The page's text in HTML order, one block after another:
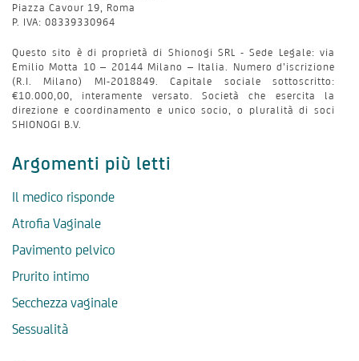
Piazza Cavour 19, Roma
P. IVA: 08339330964
Questo sito è di proprietà di Shionogi SRL - Sede Legale: via
Emilio Motta 10 – 20144 Milano – Italia. Numero d’iscrizione
(R.I. Milano) MI-2018849. Capitale sociale sottoscritto:
€10.000,00, interamente versato. Società che esercita la
direzione e coordinamento e unico socio, o pluralità di soci
SHIONOGI B.V.
Argomenti più letti
Il medico risponde
Atrofia Vaginale
Pavimento pelvico
Prurito intimo
Secchezza vaginale
Sessualità